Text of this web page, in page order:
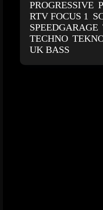
PROGRESSIVE
RTV FOCUS 1
SPEEDGARAGE
TECHNO
UK BASS